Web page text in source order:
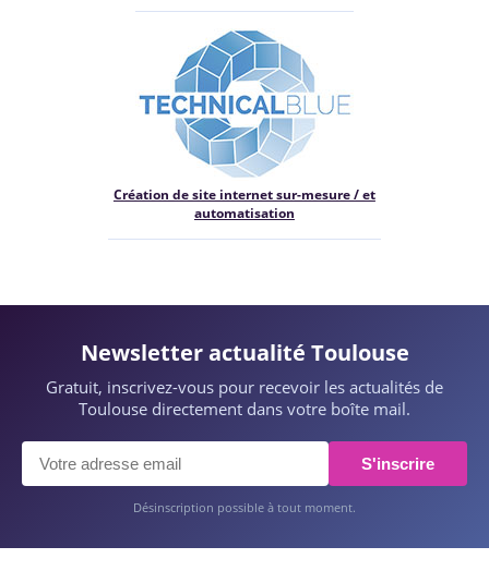
Création de site internet sur-mesure / et
automatisation
Newsletter actualité Toulouse
Gratuit, inscrivez-vous pour recevoir les actualités de
Toulouse directement dans votre boîte mail.
S'inscrire
Désinscription possible à tout moment.